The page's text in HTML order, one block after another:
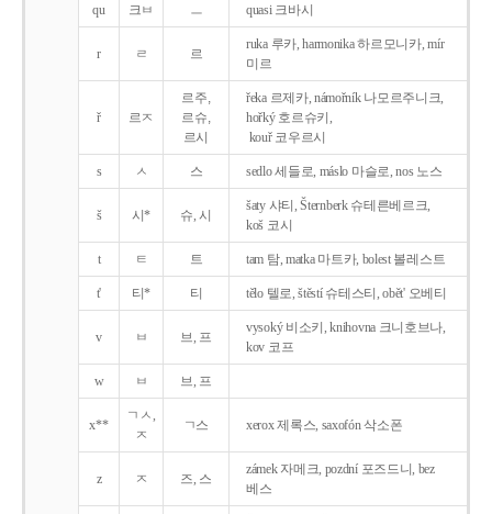
qu 크ㅂ ㅡ quasi 크바시
r ㄹ 르
ruka 루카, harmonika 하르모니카, mír
미르
ř 르ㅈ
르주,
르슈,
르시
řeka 르제카, námořník 나모르주니크,
hořký 호르슈키,
kouř 코우르시
s ㅅ 스 sedlo 세들로, máslo 마슬로, nos 노스
š 시* 슈, 시
šaty 샤티, Šternberk 슈테른베르크,
koš 코시
t ㅌ 트 tam 탐, matka 마트카, bolest 볼레스트
t' 티* 티 tělo 텔로, štěstí 슈테스티, obět' 오베티
v ㅂ 브, 프
vysoký 비소키, knihovna 크니호브나,
kov 코프
w ㅂ 브, 프
x**
ㄱㅅ,
ㅈ
ㄱ스 xerox 제록스, saxofón 삭소폰
z ㅈ 즈, 스
zámek 자메크, pozdní 포즈드니, bez
베스